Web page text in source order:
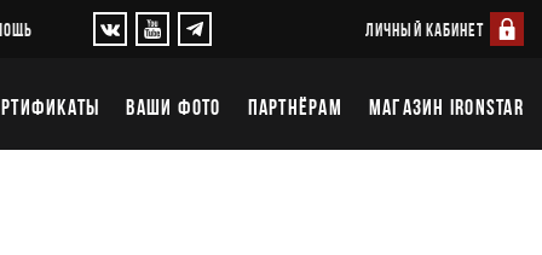
ЛИЧНЫЙ КАБИНЕТ
ВАШИ ФОТО ПАРТНЁРАМ МАГАЗИН IRONSTAR